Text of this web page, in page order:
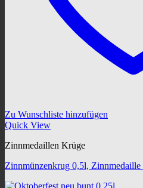
Zu Wunschliste hinzufügen
Quick View
Zinnmedaillen Krüge
Zinnmünzenkrug 0,5l,